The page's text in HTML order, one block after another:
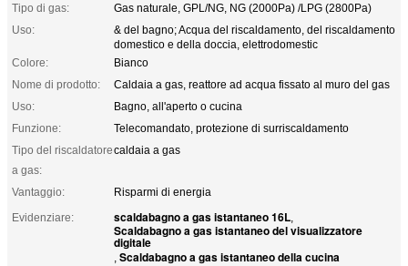
Tipo di gas:
Gas naturale, GPL/NG, NG (2000Pa) /LPG (2800Pa)
Uso:
& del bagno; Acqua del riscaldamento, del riscaldamento
domestico e della doccia, elettrodomestic
Colore:
Bianco
Nome di prodotto:
Caldaia a gas, reattore ad acqua fissato al muro del gas
Uso:
Bagno, all'aperto o cucina
Funzione:
Telecomandato, protezione di surriscaldamento
Tipo del riscaldatore
a gas:
caldaia a gas
Vantaggio:
Risparmi di energia
Evidenziare:
scaldabagno a gas istantaneo 16L,
Scaldabagno a gas istantaneo del visualizzatore
digitale
, Scaldabagno a gas istantaneo della cucina